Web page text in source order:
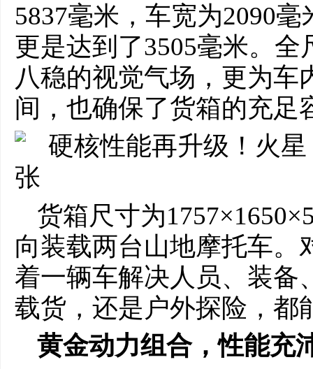
5837毫米，车宽为2090
更是达到了3505毫米。
八稳的视觉气场，更为车
间，也确保了货箱的充足
货箱尺寸为
向装载两台山地摩托车。
着一辆车解决人员、装备
载货，还是户外探险，都
黄金动力组合，性能充